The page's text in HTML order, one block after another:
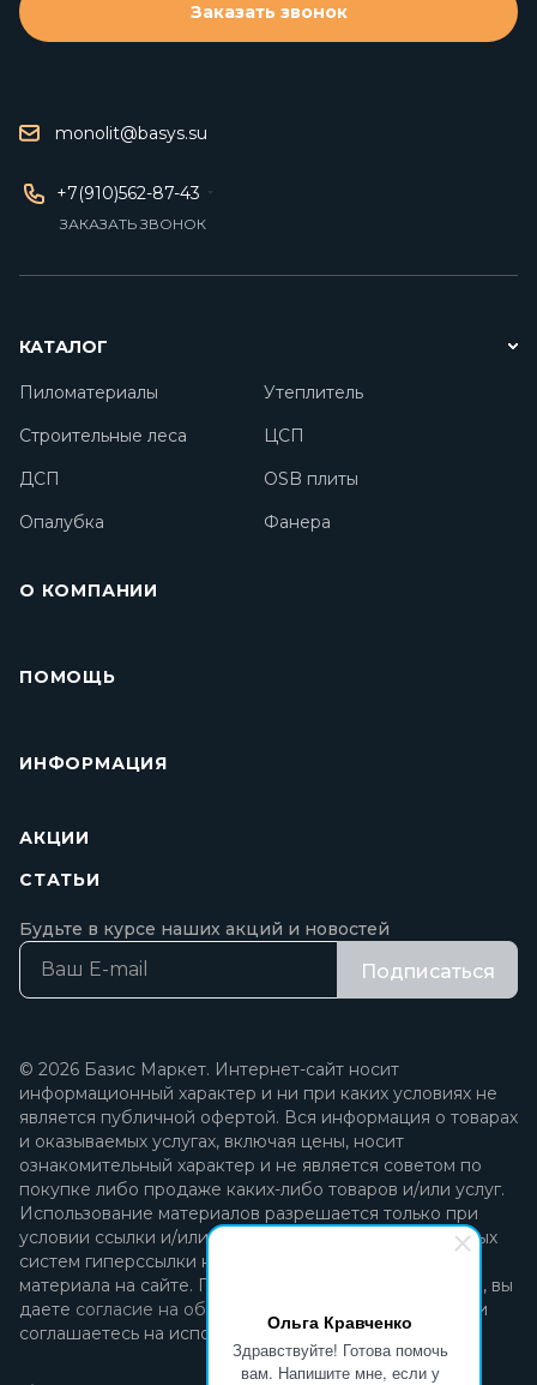
Ольга Кравченко
Здравствуйте! Готова помочь
вам. Напишите мне, если у
monolit@basys.su
+7(910)562-87-43
ЗАКАЗАТЬ ЗВОНОК
Заказать звонок
КАТАЛОГ
Пиломатериалы
Утеплитель
Строительные леса
ЦСП
ДСП
OSB плиты
Опалубка
Фанера
О КОМПАНИИ
ПОМОЩЬ
ИНФОРМАЦИЯ
АКЦИИ
СТАТЬИ
Будьте в курсе наших акций и новостей
Подписаться
© 2026 Базис Маркет. Интернет-сайт носит
информационный характер и ни при каких условиях не
является публичной офертой. Вся информация о товарах
и оказываемых услугах, включая цены, носит
ознакомительный характер и не является советом по
покупке либо продаже каких-либо товаров и/или услуг.
Использование материалов разрешается только при
условии ссылки и/или прямой открытой для поисковых
систем гиперссылки на непосредственный адрес
материала на сайте. Продолжая пользоваться сайтом, вы
даете согласие на обработку персональных данных
и
соглашаетесь на использование файлов cookie.